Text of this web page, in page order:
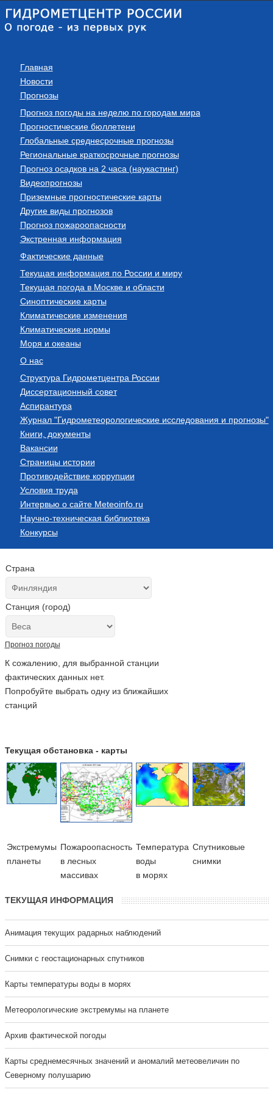
Главная
Новости
Прогнозы
Прогноз погоды на неделю по городам мира
Прогностические бюллетени
Глобальные среднесрочные прогнозы
Региональные краткосрочные прогнозы
Прогноз осадков на 2 часа (наукастинг)
Видеопрогнозы
Приземные прогностические карты
Другие виды прогнозов
Прогноз пожароопасности
Экстренная информация
Фактические данные
Текущая информация по России и миру
Текущая погода в Москве и области
Синоптические карты
Климатические изменения
Климатические нормы
Моря и океаны
О нас
Структура Гидрометцентра России
Диссертационный совет
Аспирантура
Журнал "Гидрометеорологические исследования и прогнозы"
Книги, документы
Вакансии
Страницы истории
Противодействие коррупции
Условия труда
Интервью о сайте Meteoinfo.ru
Научно-техническая библиотека
Конкурсы
Страна
Станция (город)
Прогноз погоды
К сожалению, для выбранной станции
фактических данных нет.
Попробуйте выбрать одну из ближайших
станций
Текущая обстановка - карты
Экстремумы
планеты
Пожароопасность
в лесных
массивах
Температура
воды
в морях
Cпутниковые
снимки
ТЕКУЩАЯ ИНФОРМАЦИЯ
Анимация текущих радарных наблюдений
Cнимки с геостационарных спутников
Карты температуры воды в морях
Метеорологические экстремумы на планете
Архив фактической погоды
Карты среднемесячных значений и аномалий метеовеличин по
Северному полушарию